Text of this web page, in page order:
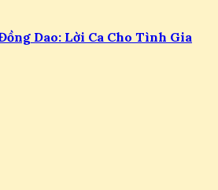
Dao: Lời Ca Cho Tình Gia